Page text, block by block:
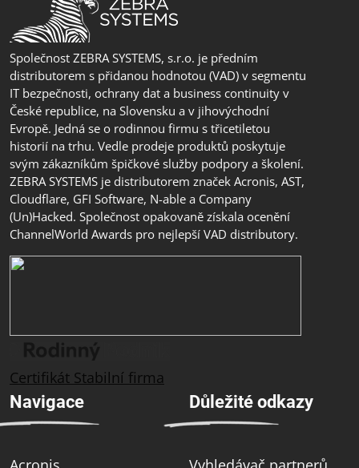
Společnost ZEBRA SYSTEMS, s.r.o. je předním
distributorem s přidanou hodnotou (VAD) v segmentu
IT bezpečnosti, ochrany dat a business continuity v
České republice, na Slovensku a v jihovýchodní
Evropě. Jedná se o rodinnou firmu s třicetiletou
historií na trhu. Vedle prodeje produktů poskytuje
svým zákazníkům špičkové služby podpory a školení.
ZEBRA SYSTEMS je distributorem značek Acronis, AST,
Cloudflare, GFI Software, N-able a Company
(Un)Hacked. Společnost opakovaně získala ocenění
ChannelWorld Awards pro nejlepší VAD distributory.
Certifikát Stabilní firma
Navigace Důležité odkazy